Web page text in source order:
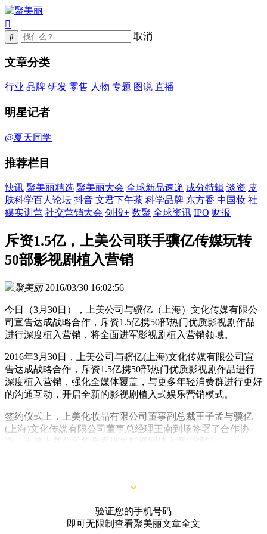
取消
文章分类
行业 品牌 研发 零售 人物 专题 图说 直播
明星记者
@夏天同学
推荐栏目
快讯 聚美丽精选 聚美丽大会 全球新品速递 成分特辑 谈资 皮
肤科学百人论坛 抖音 文君下午茶 科学品牌 东方香 中国妆 社
媒实训营 社交营销大会 创投+ 数聚 全球资讯 IPO 财报
斥资1.5亿，上美公司联手骥亿传媒玩转
50部影视剧植入营销
聚美丽 2016/03/30 16:02:56
今日（3月30日），上美公司与骥亿（上海）文化传媒有限公
司宣告达成战略合作，斥资1.5亿携50部热门优质影视剧作品
进行深度植入营销，将全面进军影视剧植入营销领域。
2016年3月30日，上美公司与骥亿(上海)文化传媒有限公司宣
告达成战略合作，斥资1.5亿携50部热门优质影视剧作品进行
深度植入营销，强化全媒体覆盖，与更多年轻消费群进行更好
的沟通互动，开启全新的影视剧植入式娱乐营销模式。
签约仪式上，上美化妆品有限公司董事副总裁王子孟与骥亿
(上海)文化传媒有限公司董事总经理王南到场签署了合作协
议，未来上美公司将全面进军影视剧植入营销领域。
验证您的手机号码
即可无限制查看聚美丽文章全文